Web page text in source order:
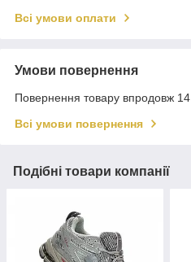
Всі умови оплати
Умови повернення
Повернення товару впродовж 14
Всі умови повернення
Подібні товари компанії